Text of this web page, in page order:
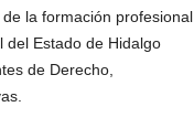
la formación profesional
del Estado de Hidalgo
de Derecho,